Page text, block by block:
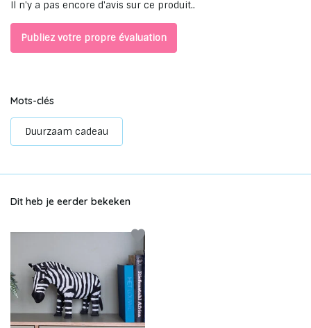
Il n'y a pas encore d'avis sur ce produit..
Publiez votre propre évaluation
Mots-clés
Duurzaam cadeau
Dit heb je eerder bekeken